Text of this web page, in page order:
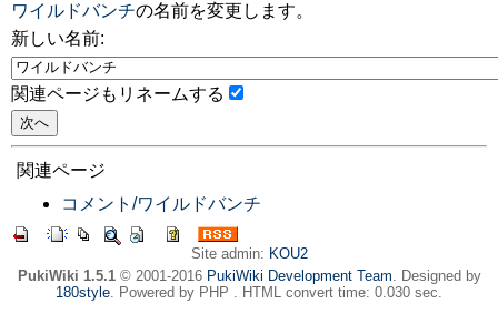
ワイルドバンチの名前を変更します。
新しい名前:
関連ページもリネームする
関連ページ
コメント/ワイルドバンチ
Site admin: KOU2
PukiWiki 1.5.1© 2001-2016 PukiWiki Development Team. Designed by
180style. Powered by PHP . HTML convert time: 0.030 sec.